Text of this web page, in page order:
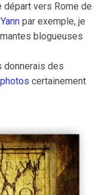
départ vers Rome de
Yann par exemple, je
blogueuses
donnerais des
photos certainement